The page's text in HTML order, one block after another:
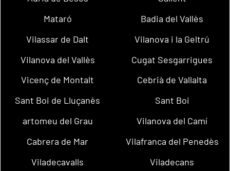
Mataró
Badia del Vallès
Vilassar de Dalt
Vilanova i la Geltrú
Vilanova del Vallès
Cugat Sesgarrigues
Vicenç de Montalt
Cebrià de Vallalta
Sant Boi de Lluçanès
Sant Boi
artomeu del Grau
Vilanova del Camí
Cabrera de Mar
Vilafranca del Penedès
Viladecavalls
Viladecans